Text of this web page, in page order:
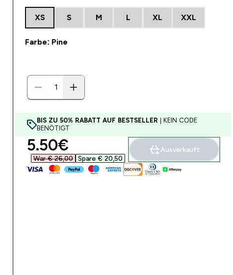
XS S M L XL XXL
Farbe: Pine
BIS ZU 50% RABATT AUF BESTSELLER | KEIN CODE
BENÖTIGT
discounted price
5.50€‎
War € 26,00‎ Spare € 20,50‎
Ausverkauft